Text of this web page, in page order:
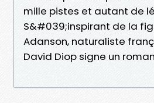
mille pistes et autant de
S&#039;inspirant de la
Adanson, naturaliste
David Diop signe un